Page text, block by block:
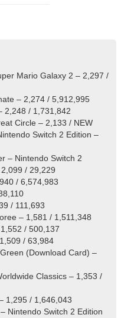
Mario Galaxy 2 – 2,297 /
– 2,274 / 5,912,995
2,248 / 1,731,842
Circle – 2,133 / NEW
Switch 2 Edition –
– Nintendo Switch 2
/ 29,229
/ 6,574,983
/ 111,693
– 1,581 / 1,511,348
/ 500,137
/ 63,984
(Download Card) –
Classics – 1,353 /
1,295 / 1,646,043
Nintendo Switch 2 Edition